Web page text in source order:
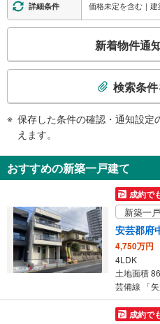
詳細条件 価格未定を含む｜
検
知
を
け
取
る
・
条
を
新着物件通
検索条
保存した条件の確認・通知設定
えます。
おすすめの新築一戸建て
成約で
新築一
安芸郡府
4,750万円
4LDK
土地面積
芸備線 「
成約で